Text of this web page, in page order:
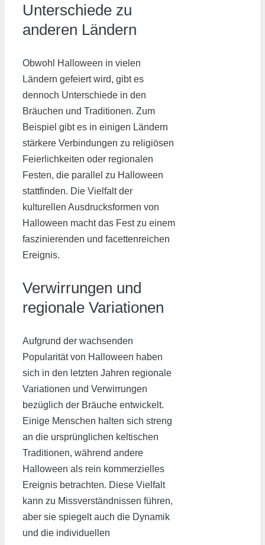
Unterschiede zu
anderen Ländern
Obwohl Halloween in vielen
Ländern gefeiert wird, gibt es
dennoch Unterschiede in den
Bräuchen und Traditionen. Zum
Beispiel gibt es in einigen Ländern
stärkere Verbindungen zu religiösen
Feierlichkeiten oder regionalen
Festen, die parallel zu Halloween
stattfinden. Die Vielfalt der
kulturellen Ausdrucksformen von
Halloween macht das Fest zu einem
faszinierenden und facettenreichen
Ereignis.
Verwirrungen und
regionale Variationen
Aufgrund der wachsenden
Popularität von Halloween haben
sich in den letzten Jahren regionale
Variationen und Verwirrungen
bezüglich der Bräuche entwickelt.
Einige Menschen halten sich streng
an die ursprünglichen keltischen
Traditionen, während andere
Halloween als rein kommerzielles
Ereignis betrachten. Diese Vielfalt
kann zu Missverständnissen führen,
aber sie spiegelt auch die Dynamik
und die individuellen